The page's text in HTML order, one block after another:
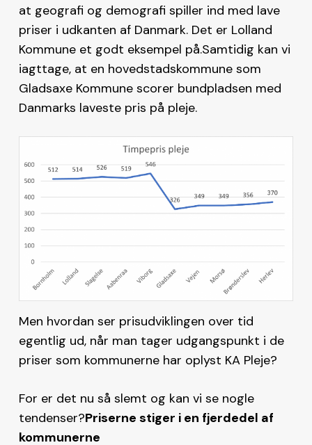
at geografi og demografi spiller ind med lave
priser i udkanten af Danmark. Det er Lolland
Kommune et godt eksempel på.Samtidig kan vi
iagttage, at en hovedstadskommune som
Gladsaxe Kommune scorer bundpladsen med
Danmarks laveste pris på pleje.
Men hvordan ser prisudviklingen over tid
egentlig ud, når man tager udgangspunkt i de
priser som kommunerne har oplyst KA Pleje?
For er det nu så slemt og kan vi se nogle
tendenser?Priserne stiger i en fjerdedel af
kommunerne